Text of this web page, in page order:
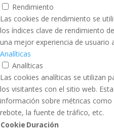
Rendimiento
Las cookies de rendimiento se
los índices clave de rendimiento
una mejor experiencia de usuario
Analíticas
Analíticas
Las cookies analíticas se utilizan
los visitantes con el sitio web.
información sobre métricas
rebote, la fuente de tráfico, etc.
Cookie Duración